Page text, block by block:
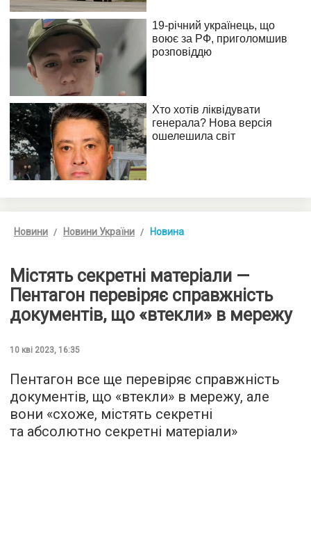
Новини Новини України Новина
Містять секретні матеріали —
Пентагон перевіряє справжність
документів, що «втекли» в мережу
10 кві 2023, 16:35
Пентагон все ще перевіряє справжність
документів, що «втекли» в мережу, але
вони «схоже, містять секретні
та абсолютно секретні матеріали»